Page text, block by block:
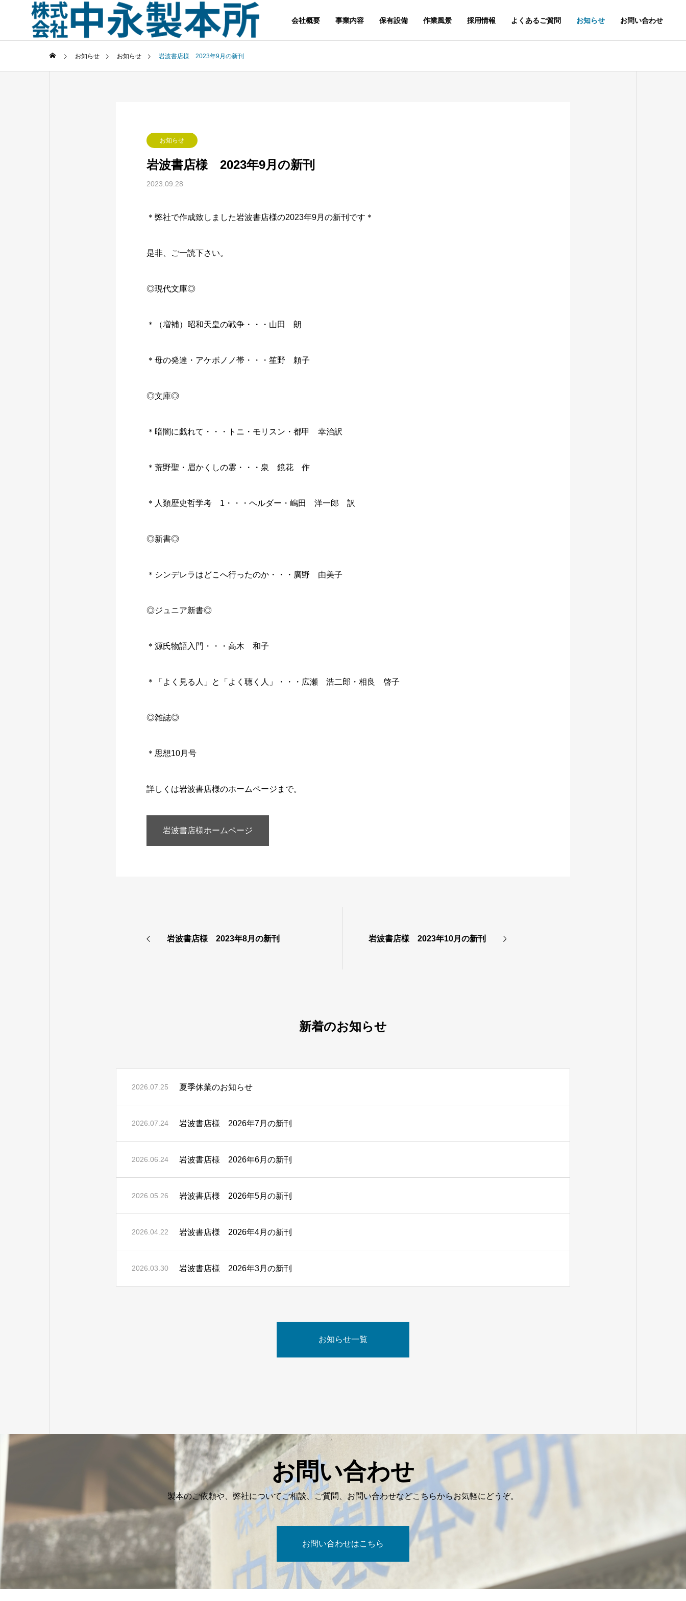
会社概要 事業内容 保有設備 作業風景 採用情報 よくあるご質問 お知らせ お問い合わせ
お知らせ お知らせ 岩波書店様 2023年9月の新刊
お知らせ
岩波書店様 2023年9月の新刊
2023.09.28
＊弊社で作成致しました岩波書店様の2023年9月の新刊です＊
是非、ご一読下さい。
◎現代文庫◎
＊（増補）昭和天皇の戦争・・・山田 朗
＊母の発達・アケボノノ帯・・・笙野 頼子
◎文庫◎
＊暗闇に戯れて・・・トニ・モリスン・都甲 幸治訳
＊荒野聖・眉かくしの霊・・・泉 鏡花 作
＊人類歴史哲学考 1・・・ヘルダー・嶋田 洋一郎 訳
◎新書◎
＊シンデレラはどこへ行ったのか・・・廣野 由美子
◎ジュニア新書◎
＊源氏物語入門・・・高木 和子
＊「よく見る人」と「よく聴く人」・・・広瀬 浩二郎・相良 啓子
◎雑誌◎
＊思想10月号
詳しくは岩波書店様のホームページまで。
岩波書店様ホームページ
岩波書店様 2023年8月の新刊 岩波書店様 2023年10月の新刊
新着のお知らせ
2026.07.25 夏季休業のお知らせ
2026.07.24 岩波書店様 2026年7月の新刊
2026.06.24 岩波書店様 2026年6月の新刊
2026.05.26 岩波書店様 2026年5月の新刊
2026.04.22 岩波書店様 2026年4月の新刊
2026.03.30 岩波書店様 2026年3月の新刊
お知らせ一覧
お問い合わせ
製本のご依頼や、弊社についてご相談、ご質問、お問い合わせなどこちらからお気軽にどうぞ。
お問い合わせはこちら